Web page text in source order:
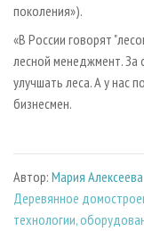
поколения»).
«В России говорят
лесной менеджмент. За
улучшать леса. А у нас
бизнесмен.
Автор: Мария Алексеева
Деревянное
технологии,